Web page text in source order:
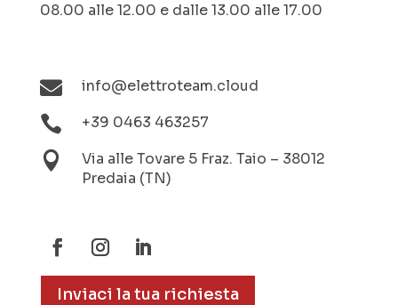
08.00 alle 12.00 e dalle 13.00 alle 17.00
 info@elettroteam.cloud
 +39 0463 463257

Via alle Tovare 5 Fraz. Taio – 38012
Predaia (TN)
Inviaci la tua richiesta